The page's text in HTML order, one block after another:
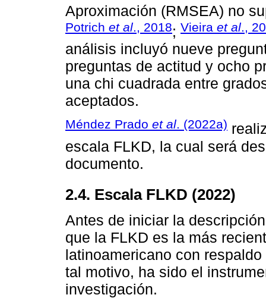
Aproximación (RMSEA) no
Potrich et al., 2018; Vieira et al.,
análisis incluyó nueve
preguntas de actitud y ocho
una chi cuadrada entre
aceptados.
Méndez Prado et al. (2022a)
escala FLKD, la cual será
documento.
2.4. Escala FLKD (2022)
Antes de iniciar la
que la FLKD es la más
latinoamericano con
tal motivo, ha sido el
investigación.